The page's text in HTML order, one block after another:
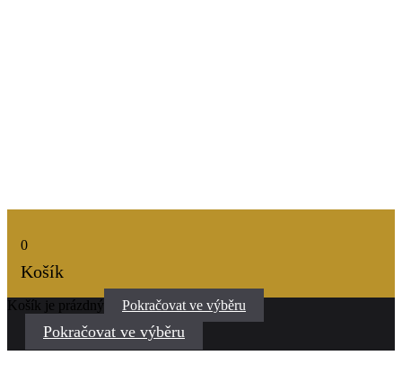
0
Košík
Košík je prázdný Pokračovat ve výběru
Pokračovat ve výběru